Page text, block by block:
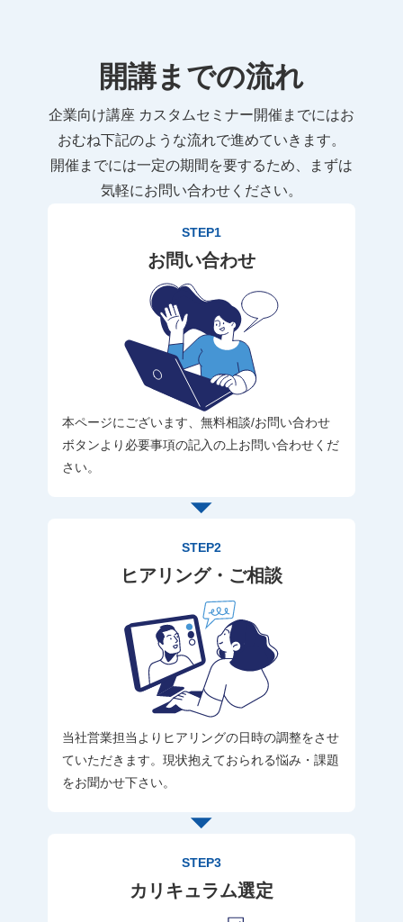
開講までの流れ
企業向け講座 カスタムセミナー開催までにはお
おむね下記のような流れで進めていきます。
開催までには一定の期間を要するため、まずは
気軽にお問い合わせください。
STEP1
お問い合わせ
本ページにございます、無料相談/お問い合わせ
ボタンより必要事項の記入の上お問い合わせくだ
さい。
STEP2
ヒアリング・ご相談
当社営業担当よりヒアリングの日時の調整をさせ
ていただきます。現状抱えておられる悩み・課題
をお聞かせ下さい。
STEP3
カリキュラム選定